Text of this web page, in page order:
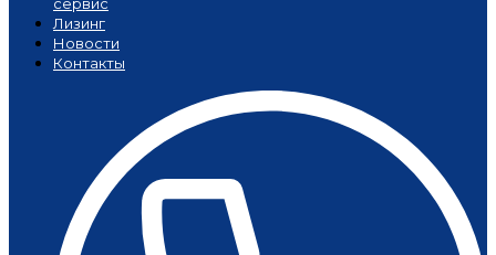
сервис
Лизинг
Новости
Контакты